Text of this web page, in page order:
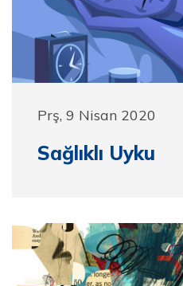
Prş, 9 Nisan 2020
Sağlıklı Uyku